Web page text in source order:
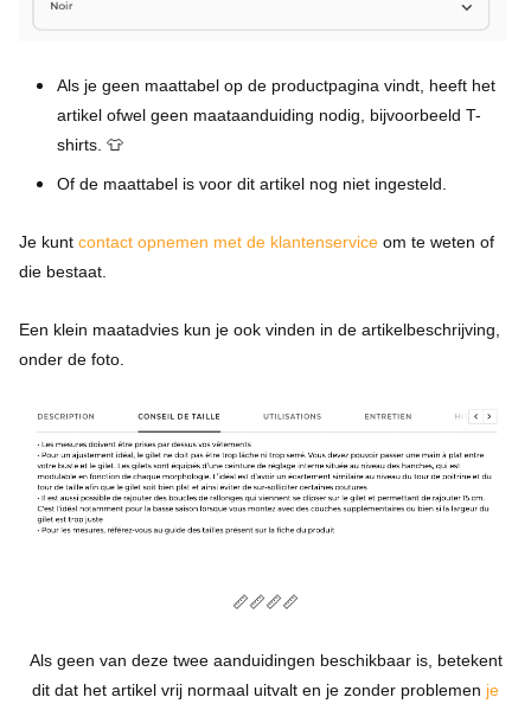
Als je geen maattabel op de productpagina vindt, heeft het
artikel ofwel geen maataanduiding nodig, bijvoorbeeld T-
shirts. 👕
Of de maattabel is voor dit artikel nog niet ingesteld.
Je kunt contact opnemen met de klantenservice om te weten of
die bestaat.
Een klein maatadvies kun je ook vinden in de artikelbeschrijving,
onder de foto.
📏📏📏📏
Als geen van deze twee aanduidingen beschikbaar is, betekent
dit dat het artikel vrij normaal uitvalt en je zonder problemen je